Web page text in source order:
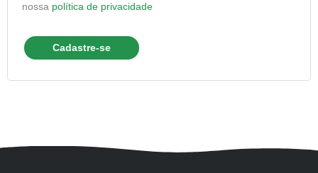
nossa política de privacidade
Cadastre-se